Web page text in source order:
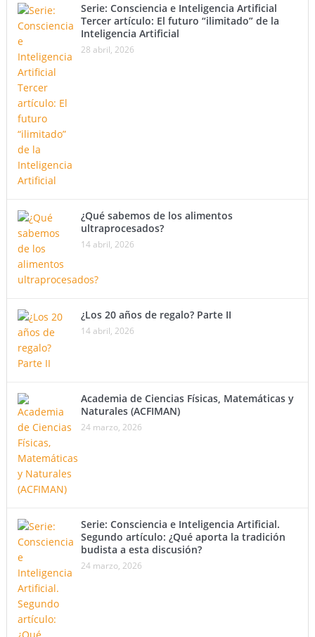
Serie: Consciencia e Inteligencia Artificial
Tercer artículo: El futuro “ilimitado” de la
Inteligencia Artificial
28 abril, 2026
¿Qué sabemos de los alimentos
ultraprocesados?
14 abril, 2026
¿Los 20 años de regalo? Parte II
14 abril, 2026
Academia de Ciencias Físicas, Matemáticas y
Naturales (ACFIMAN)
24 marzo, 2026
Serie: Consciencia e Inteligencia Artificial.
Segundo artículo: ¿Qué aporta la tradición
budista a esta discusión?
24 marzo, 2026